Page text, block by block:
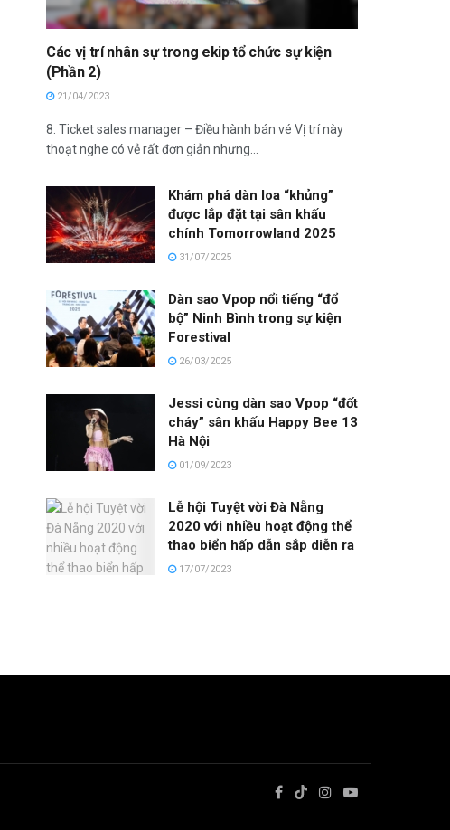
Các vị trí nhân sự trong ekip tổ chức sự kiện
(Phần 2)
21/04/2023
8. Ticket sales manager – Điều hành bán vé Vị trí này
thoạt nghe có vẻ rất đơn giản nhưng...
Khám phá dàn loa “khủng”
được lắp đặt tại sân khấu
chính Tomorrowland 2025
31/07/2025
Dàn sao Vpop nổi tiếng “đổ
bộ” Ninh Bình trong sự kiện
Forestival
26/03/2025
Jessi cùng dàn sao Vpop “đốt
cháy” sân khấu Happy Bee 13
Hà Nội
01/09/2023
Lễ hội Tuyệt vời Đà Nẵng
2020 với nhiều hoạt động thể
thao biển hấp dẫn sắp diễn ra
17/07/2023